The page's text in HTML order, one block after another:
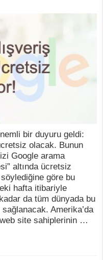
bir duyuru geldi:
olacak. Bunun
Google arama
altında ücretsiz
göre bu
hafta itibariyle
da tüm dünyada bu
Amerika’da
site sahiplerinin …